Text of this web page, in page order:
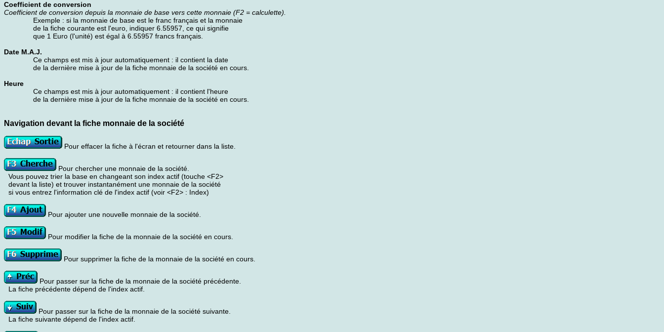
Coefficient de conversion
Coefficient de conversion depuis la monnaie de base vers cette monnaie (F2 = calculette).
Exemple : si la monnaie de base est le franc français et la monnaie
de la fiche courante est l'euro, indiquer 6.55957, ce qui signifie
que 1 Euro (l'unité) est égal à 6.55957 francs français.
Date M.A.J.
Ce champs est mis à jour automatiquement : il contient la date
de la dernière mise à jour de la fiche monnaie de la société en cours.
Heure
Ce champs est mis à jour automatiquement : il contient l'heure
de la dernière mise à jour de la fiche monnaie de la société en cours.
Navigation devant la fiche monnaie de la société
Pour effacer la fiche à l'écran et retourner dans la liste.
Pour chercher une monnaie de la société.
Vous pouvez trier la base en changeant son index actif (touche <F2>
devant la liste) et trouver instantanément une monnaie de la société
si vous entrez l'information clé de l'index actif (voir <F2> : Index)
Pour ajouter une nouvelle monnaie de la société.
Pour modifier la fiche de la monnaie de la société en cours.
Pour supprimer la fiche de la monnaie de la société en cours.
Pour passer sur la fiche de la monnaie de la société précédente.
La fiche précédente dépend de l'index actif.
Pour passer sur la fiche de la monnaie de la société suivante.
La fiche suivante dépend de l'index actif.